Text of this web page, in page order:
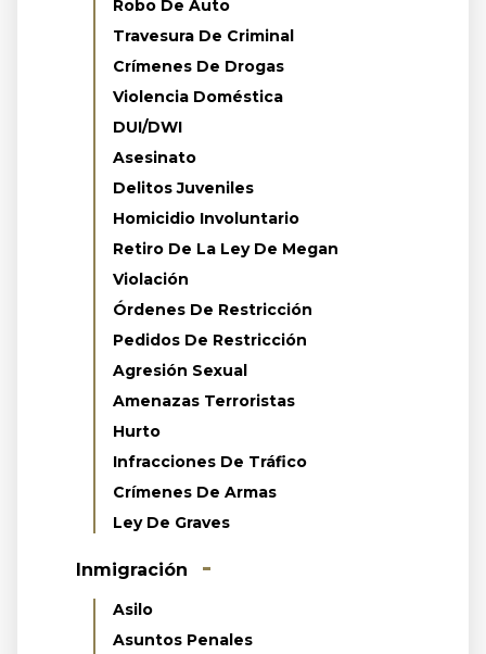
Robo De Auto
Travesura De Criminal
Crímenes De Drogas
Violencia Doméstica
DUI/DWI
Asesinato
Delitos Juveniles
Homicidio Involuntario
Retiro De La Ley De Megan
Violación
Órdenes De Restricción
Pedidos De Restricción
Agresión Sexual
Amenazas Terroristas
Hurto
Infracciones De Tráfico
Crímenes De Armas
Ley De Graves
Inmigración
Asilo
Asuntos Penales